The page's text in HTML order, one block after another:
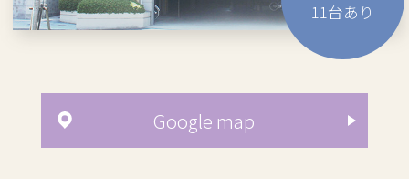
11台あり
Google map